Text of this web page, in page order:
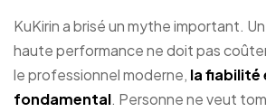
KuKirin a brisé un mythe important.
haute performance ne doit pas
le professionnel moderne, la fiabilité
fondamental. Personne ne veut